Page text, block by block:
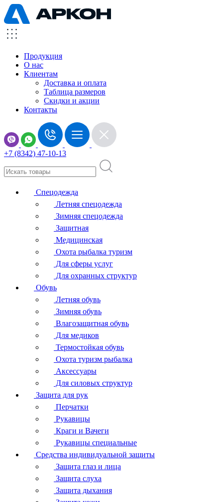
Продукция
О нас
Клиентам
Доставка и оплата
Таблица размеров
Скидки и акции
Контакты
+7 (8342) 47-10-13
Спецодежда
Летняя спецодежда
Зимняя спецодежда
Защитная
Медицинская
Охота рыбалка туризм
Для сферы услуг
Для охранных структур
Обувь
Летняя обувь
Зимняя обувь
Влагозащитная обувь
Для медиков
Термостойкая обувь
Охота туризм рыбалка
Аксессуары
Для силовых структур
Защита для рук
Перчатки
Рукавицы
Краги и Вачеги
Рукавицы специальные
Средства индивидуальной защиты
Защита глаз и лица
Защита слуха
Защита дыхания